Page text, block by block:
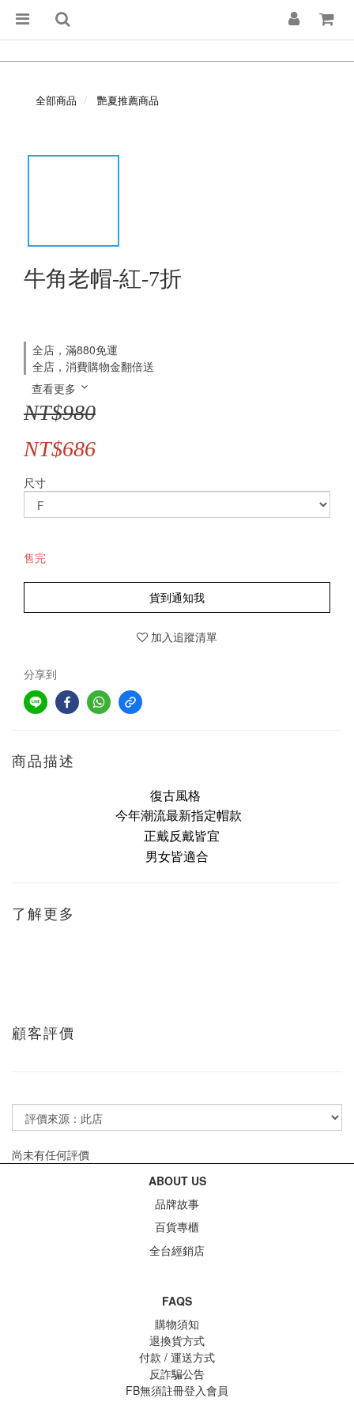
全部商品 艷夏推薦商品
牛角老帽-紅-7折
全店，滿880免運
全店，消費購物金翻倍送
查看更多
NT$980
NT$686
尺寸
售完
貨到通知我
加入追蹤清單
分享到
商品描述
復古風格
今年潮流最新指定帽款
正戴反戴皆宜
男女皆適合
了解更多
顧客評價
尚未有任何評價
ABOUT US
品牌故事
百貨專櫃
全台經銷店
FAQS
購物須知
退換貨方式
付款 / 運送方式
反詐騙公告
FB無須註冊登入會員